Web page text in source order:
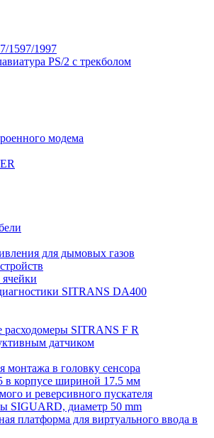
1597/1997
PS/2 с трекболом
модема
для дымовых газов
SITRANS DA400
SITRANS F R
датчиком
монтажа в головку сенсора
в корпусе шириной 17.5 мм
и реверсивного пускателя
SIGUARD, диаметр 50 mm
платформа для виртуального ввода в